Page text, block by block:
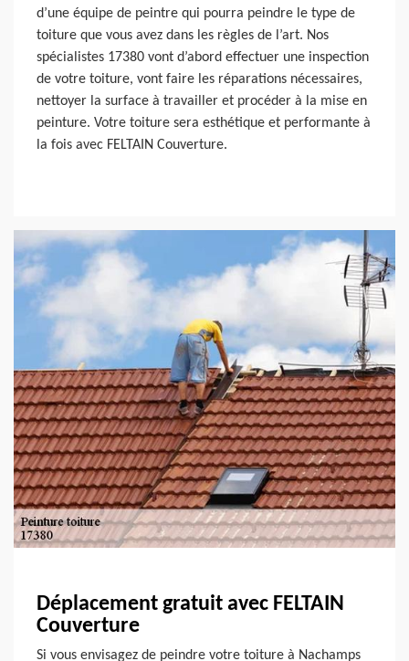
d’une équipe de peintre qui pourra peindre le type de
toiture que vous avez dans les règles de l’art. Nos
spécialistes 17380 vont d’abord effectuer une inspection
de votre toiture, vont faire les réparations nécessaires,
nettoyer la surface à travailler et procéder à la mise en
peinture. Votre toiture sera esthétique et performante à
la fois avec FELTAIN Couverture.
Déplacement gratuit avec FELTAIN
Couverture
Si vous envisagez de peindre votre toiture à Nachamps